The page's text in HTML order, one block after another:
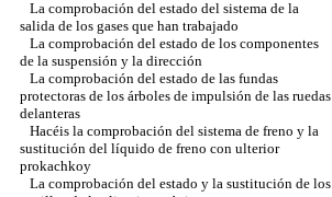
La comprobación del estado del sistema de la
salida de los gases que han trabajado
La comprobación del estado de los componentes
de la suspensión y la dirección
La comprobación del estado de las fundas
protectoras de los árboles de impulsión de las ruedas
delanteras
Hacéis la comprobación del sistema de freno y la
sustitución del líquido de freno con ulterior
prokachkoy
La comprobación del estado y la sustitución de los